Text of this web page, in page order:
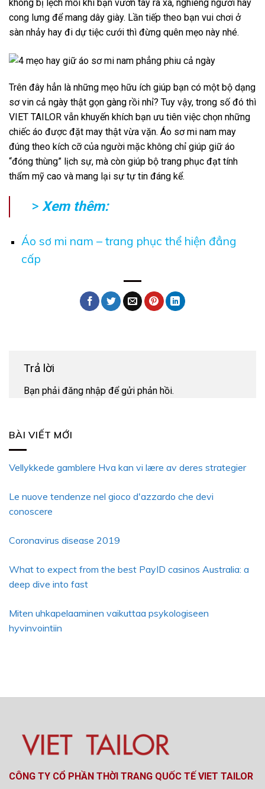
BÀI VIẾT MỚI
Vellykkede gamblere Hva kan vi lære av deres strategier
Le nuove tendenze nel gioco d'azzardo che devi
conoscere
Coronavirus disease 2019
What to expect from the best PayID casinos Australia: a
deep dive into fast
Miten uhkapelaaminen vaikuttaa psykologiseen
hyvinvointiin
không bị lệch mỗi khi bạn vươn tay ra xa, nghiêng người hay
cong lưng để mang dây giày. Lần tiếp theo bạn vui chơi ở
sàn nhảy hay đi dự tiệc cưới thì đừng quên mẹo này nhé.
Trên đây hẳn là những mẹo hữu ích giúp bạn có một bộ dạng
sơ vin cả ngày thật gọn gàng rồi nhỉ? Tuy vậy, trong số đó thì
VIET TAILOR vẫn khuyến khích bạn ưu tiên việc chọn những
chiếc áo được đặt may thật vừa vặn. Áo sơ mi nam may
đúng theo kích cỡ của người mặc không chỉ giúp giữ áo
“đóng thùng” lịch sự, mà còn giúp bộ trang phục đạt tính
thẩm mỹ cao và mang lại sự tự tin đáng kể.
> Xem thêm:
Áo sơ mi nam – trang phục thể hiện đẳng
cấp
Trả lời
Bạn phải đăng nhập để gửi phản hồi.
CÔNG TY CỔ PHẦN THỜI TRANG QUỐC TẾ VIET TAILOR